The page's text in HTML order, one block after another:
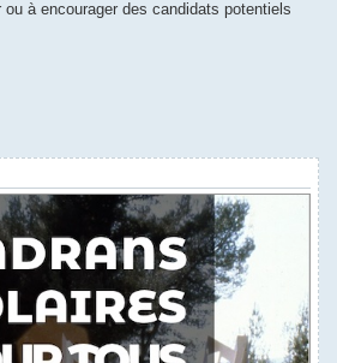
ou à encourager des candidats potentiels